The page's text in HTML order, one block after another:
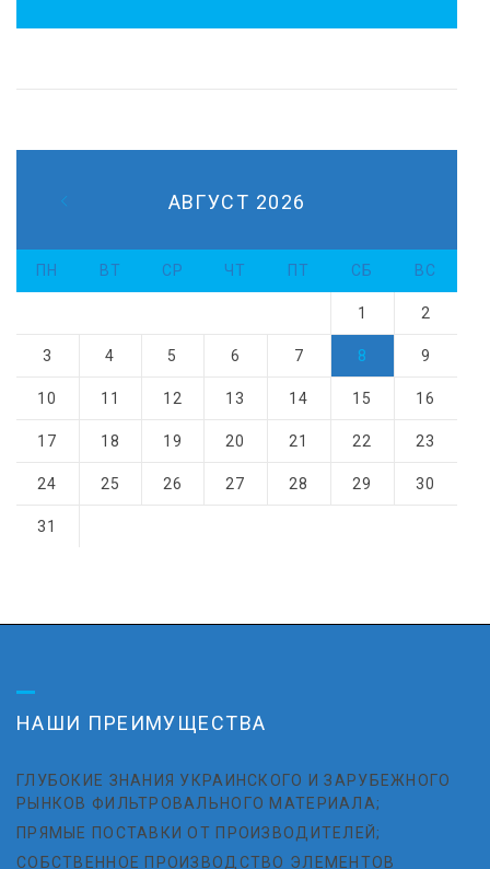
АВГУСТ 2026
ПН ВТ СР ЧТ ПТ СБ ВС
1 2
3 4 5 6 7 8 9
10 11 12 13 14 15 16
17 18 19 20 21 22 23
24 25 26 27 28 29 30
31
НАШИ ПРЕИМУЩЕСТВА
ГЛУБОКИЕ ЗНАНИЯ УКРАИНСКОГО И ЗАРУБЕЖНОГО
РЫНКОВ ФИЛЬТРОВАЛЬНОГО МАТЕРИАЛА;
ПРЯМЫЕ ПОСТАВКИ ОТ ПРОИЗВОДИТЕЛЕЙ;
СОБСТВЕННОЕ ПРОИЗВОДСТВО ЭЛЕМЕНТОВ